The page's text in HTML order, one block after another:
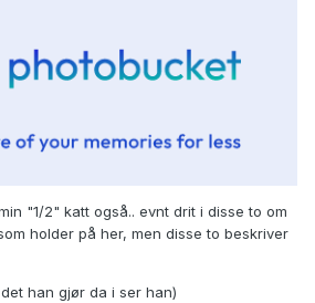
"1/2" katt også.. evnt drit i disse to om
holder på her, men disse to beskriver
han gjør da i ser han)